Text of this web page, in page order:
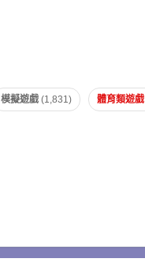
模擬遊戲 (1,831) 體育類遊戲